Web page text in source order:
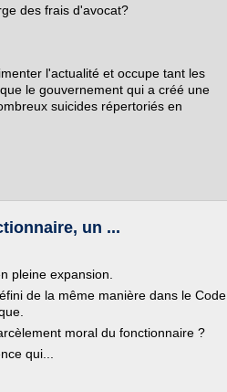
des frais d'avocat?
l'actualité et occupe tant les
le gouvernement qui a créé une
suicides répertoriés en
un ...
pleine expansion.
de la même manière dans le Code
moral du fonctionnaire ?
qui...